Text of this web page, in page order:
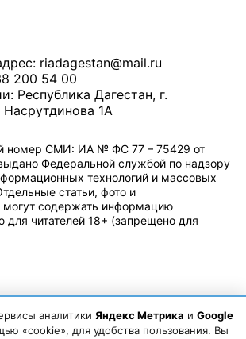
riadagestan@mail.ru
200 54 00
Республика Дагестан, г.
1А
номер СМИ: ИА № ФС 77 – 75429 от
Федеральной службой по надзору
технологий и массовых
статьи, фото и
могут содержать информацию
для читателей 18+ (запрещено для
аналитики Яндекс Метрика и Google
«cookie», для удобства пользования. Вы